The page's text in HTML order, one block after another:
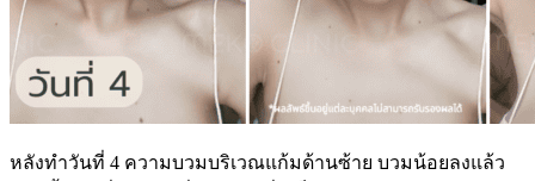
หลังทำวันที่ 4 ความบวมบริเวณแก้มด้านซ้าย บวมน้อยลงแล้ว